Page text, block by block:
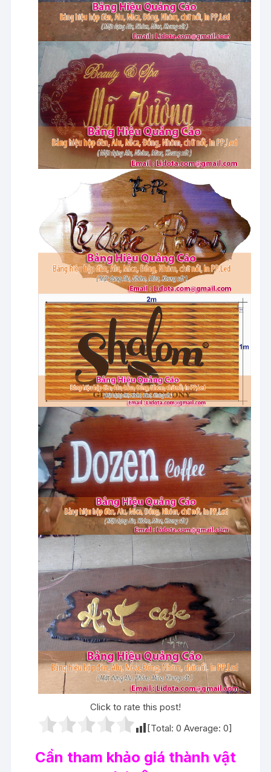
Click to rate this post!
[Total:0 Average:0]
Cần tham khảo giá thành vật